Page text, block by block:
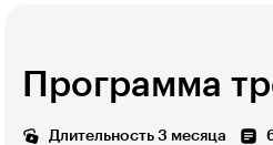
Программа
Длительность 3 месяца